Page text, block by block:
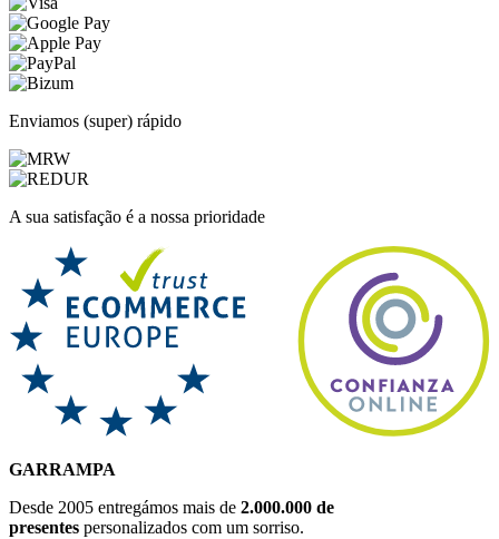
Enviamos (super) rápido
A sua satisfação é a nossa prioridade
GARRAMPA
Desde 2005 entregámos mais de 2.000.000 de
presentes personalizados com um sorriso.